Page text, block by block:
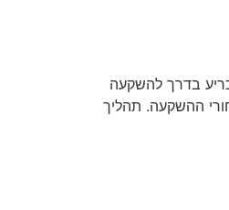
בדרך להשקעה
ההשקעה. תהליך